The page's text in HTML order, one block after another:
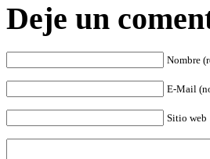
Deje un
Nombre
E-Mail
Sitio web